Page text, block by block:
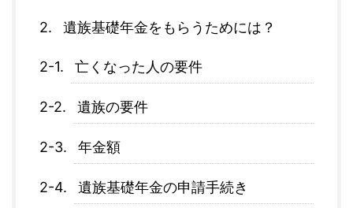
遺族基礎年金をもらうためには？
亡くなった人の要件
遺族の要件
年金額
遺族基礎年金の申請手続き